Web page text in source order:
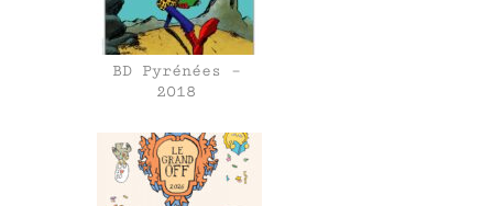
BD Pyrénées –
2018